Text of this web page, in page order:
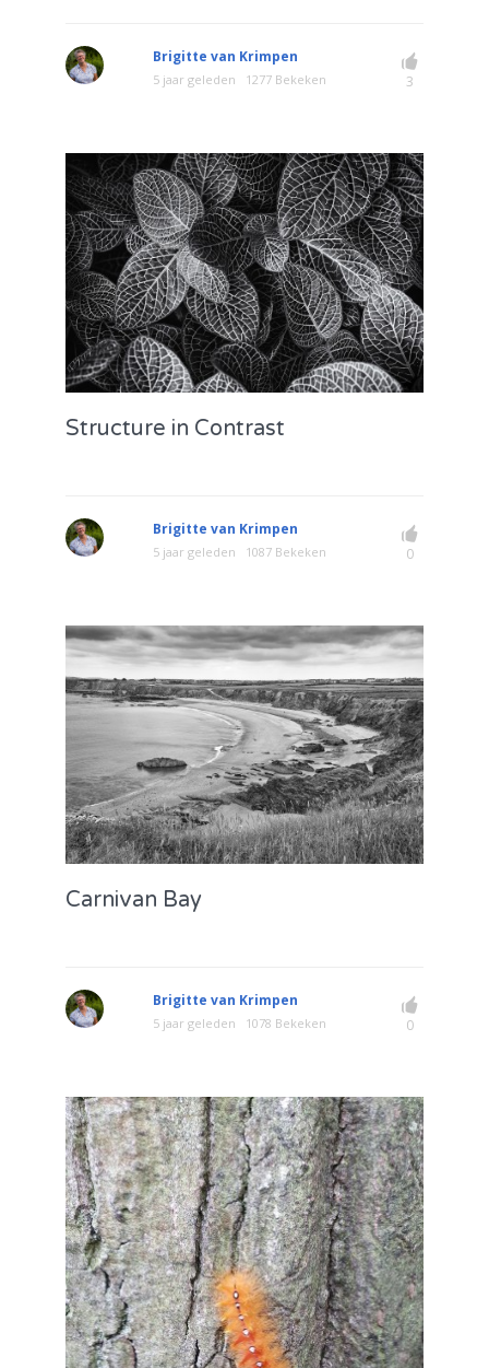
Brigitte van Krimpen
5 jaar geleden 1277 Bekeken 3
Structure in Contrast
Brigitte van Krimpen
5 jaar geleden 1087 Bekeken 0
Carnivan Bay
Brigitte van Krimpen
5 jaar geleden 1078 Bekeken 0